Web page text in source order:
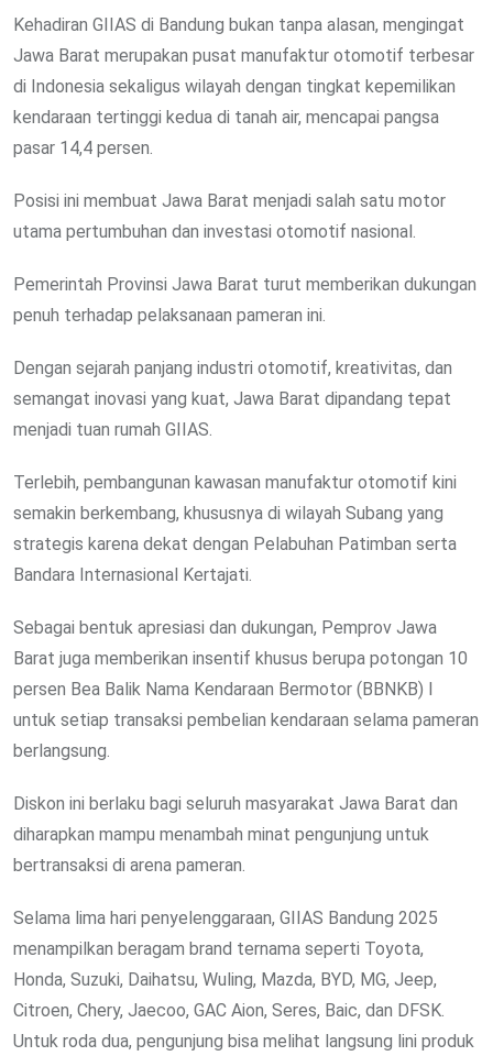
Kehadiran GIIAS di Bandung bukan tanpa alasan, mengingat
Jawa Barat merupakan pusat manufaktur otomotif terbesar
di Indonesia sekaligus wilayah dengan tingkat kepemilikan
kendaraan tertinggi kedua di tanah air, mencapai pangsa
pasar 14,4 persen.
Posisi ini membuat Jawa Barat menjadi salah satu motor
utama pertumbuhan dan investasi otomotif nasional.
Pemerintah Provinsi Jawa Barat turut memberikan dukungan
penuh terhadap pelaksanaan pameran ini.
Dengan sejarah panjang industri otomotif, kreativitas, dan
semangat inovasi yang kuat, Jawa Barat dipandang tepat
menjadi tuan rumah GIIAS.
Terlebih, pembangunan kawasan manufaktur otomotif kini
semakin berkembang, khususnya di wilayah Subang yang
strategis karena dekat dengan Pelabuhan Patimban serta
Bandara Internasional Kertajati.
Sebagai bentuk apresiasi dan dukungan, Pemprov Jawa
Barat juga memberikan insentif khusus berupa potongan 10
persen Bea Balik Nama Kendaraan Bermotor (BBNKB) I
untuk setiap transaksi pembelian kendaraan selama pameran
berlangsung.
Diskon ini berlaku bagi seluruh masyarakat Jawa Barat dan
diharapkan mampu menambah minat pengunjung untuk
bertransaksi di arena pameran.
Selama lima hari penyelenggaraan, GIIAS Bandung 2025
menampilkan beragam brand ternama seperti Toyota,
Honda, Suzuki, Daihatsu, Wuling, Mazda, BYD, MG, Jeep,
Citroen, Chery, Jaecoo, GAC Aion, Seres, Baic, dan DFSK.
Untuk roda dua, pengunjung bisa melihat langsung lini produk